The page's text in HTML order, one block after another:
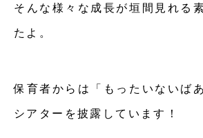
そんな様々な成長が垣間見れる
たよ。
保育者からは「もったいないば
シアターを披露しています！